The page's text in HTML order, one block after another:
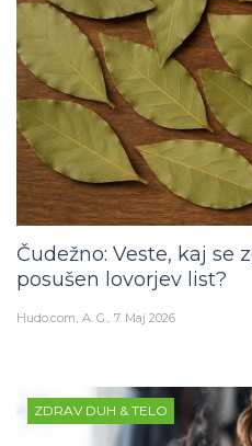
Čudežno: Veste, kaj se
posušen lovorjev list?
Hudo.com A. G. 7. Maj 2026
ZDRAV DUH & TELO